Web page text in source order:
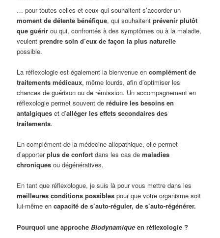
… pour toutes celles et ceux qui souhaitent s’accorder un
moment de détente bénéfique, qui souhaitentprévenir plutôt
que guérir ou qui, confrontés à des symptômes ou à la maladie,
veulentprendre soin d’eux de façon la plus naturelle
possible.
La réflexologie est également la bienvenue encomplément de
traitements médicaux, même lourds, afin d’optimiser les
chances de guérison ou de rémission. Un accompagnement en
réflexologie permet souvent deréduire les besoins en
antalgiques et d’alléger les effets secondaires des
traitements.
En complément de la médecine allopathique, elle permet
d’apporterplus de confort dans les cas demaladies
chroniques ou dégénératives.
En tant que réflexologue, je suis là pour vous mettre dans les
meilleures conditions possibles pour que votre organisme soit
lui-même encapacité de s’auto-réguler, de s’auto-régénérer.
Pourquoi une approcheBiodynamique en réflexologie ?